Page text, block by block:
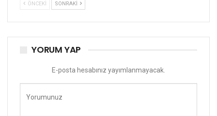
ÖNCEKI SONRAKI
YORUM YAP
E-posta hesabınız yayımlanmayacak.